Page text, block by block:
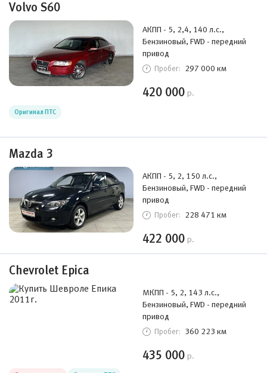
Volvo S60
АКПП - 5, 2,4, 140 л.с.,
Бензиновый, FWD - передний
привод
Пробег: 297 000 км
420 000 р.
Оригинал ПТС
Mazda 3
АКПП - 5, 2, 150 л.с.,
Бензиновый, FWD - передний
привод
Пробег: 228 471 км
422 000 р.
Chevrolet Epica
МКПП - 5, 2, 143 л.с.,
Бензиновый, FWD - передний
привод
Пробег: 360 223 км
435 000 р.